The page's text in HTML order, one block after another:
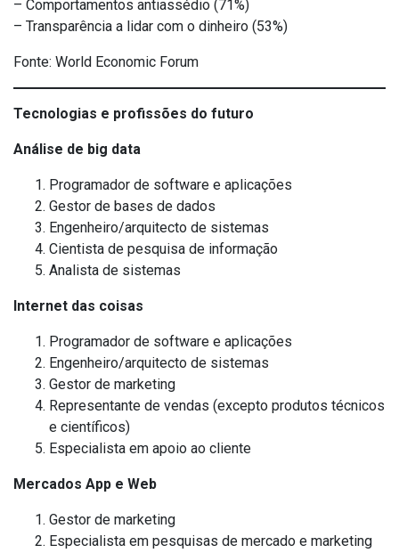
– Comportamentos antiassédio (71%)
– Transparência a lidar com o dinheiro (53%)
Fonte: World Economic Forum
Tecnologias e profissões do futuro
Análise de big data
Programador de software e aplicações
Gestor de bases de dados
Engenheiro/arquitecto de sistemas
Cientista de pesquisa de informação
Analista de sistemas
Internet das coisas
Programador de software e aplicações
Engenheiro/arquitecto de sistemas
Gestor de marketing
Representante de vendas (excepto produtos técnicos
e científicos)
Especialista em apoio ao cliente
Mercados App e Web
Gestor de marketing
Especialista em pesquisas de mercado e marketing